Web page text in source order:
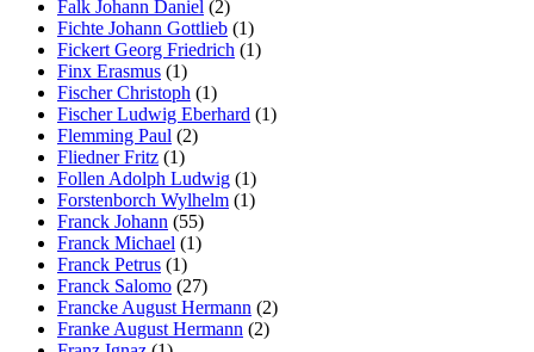
Falk Johann Daniel (2)
Fichte Johann Gottlieb (1)
Fickert Georg Friedrich (1)
Finx Erasmus (1)
Fischer Christoph (1)
Fischer Ludwig Eberhard (1)
Flemming Paul (2)
Fliedner Fritz (1)
Follen Adolph Ludwig (1)
Forstenborch Wylhelm (1)
Franck Johann (55)
Franck Michael (1)
Franck Petrus (1)
Franck Salomo (27)
Francke August Hermann (2)
Franke August Hermann (2)